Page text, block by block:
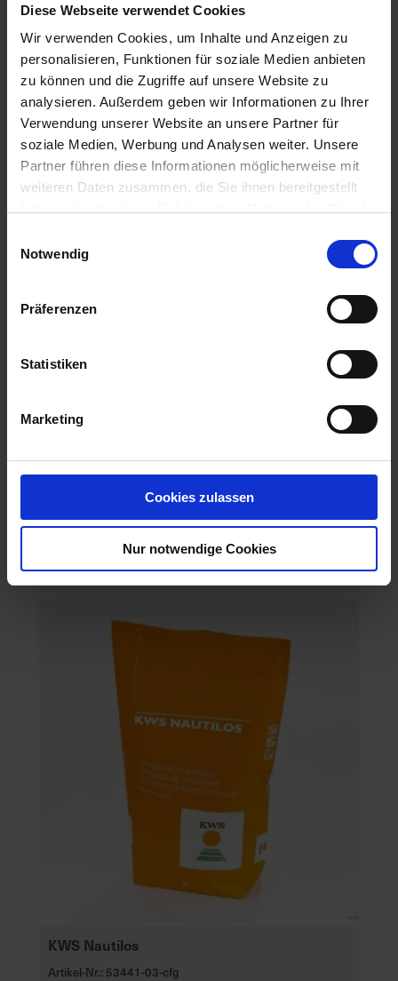
Diese Webseite verwendet Cookies
Wir verwenden Cookies, um Inhalte und Anzeigen zu
personalisieren, Funktionen für soziale Medien anbieten
zu können und die Zugriffe auf unsere Website zu
analysieren. Außerdem geben wir Informationen zu Ihrer
Verwendung unserer Website an unsere Partner für
soziale Medien, Werbung und Analysen weiter. Unsere
Partner führen diese Informationen möglicherweise mit
weiteren Daten zusammen, die Sie ihnen bereitgestellt
Notwendig
Präferenzen
Statistiken
Marketing
Cookies zulassen
Nur notwendige Cookies
SY Floretta
Artikel-Nr.: 53436-03-cfg
Ähnliche Produkte
KWS Nautilos
Artikel-Nr.: 53441-03-cfg